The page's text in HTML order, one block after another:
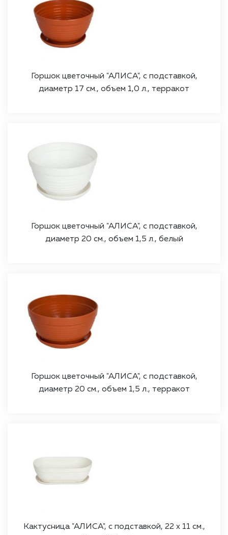
Горшок цветочный "АЛИСА", с подставкой,
диаметр 17 см., объем 1,0 л., терракот
Горшок цветочный "АЛИСА", с подставкой,
диаметр 20 см., объем 1,5 л., белый
Горшок цветочный "АЛИСА", с подставкой,
диаметр 20 см., объем 1,5 л., терракот
Кактусница "АЛИСА", с подставкой, 22 х 11 см.,